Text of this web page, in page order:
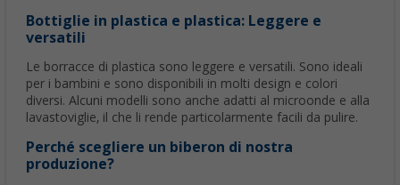
Bottiglie in plastica e plastica: Leggere e
versatili
Le borracce di plastica sono leggere e versatili. Sono ideali
per i bambini e sono disponibili in molti design e colori
diversi. Alcuni modelli sono anche adatti al microonde e alla
lavastoviglie, il che li rende particolarmente facili da pulire.
Perché scegliere un biberon di nostra
produzione?